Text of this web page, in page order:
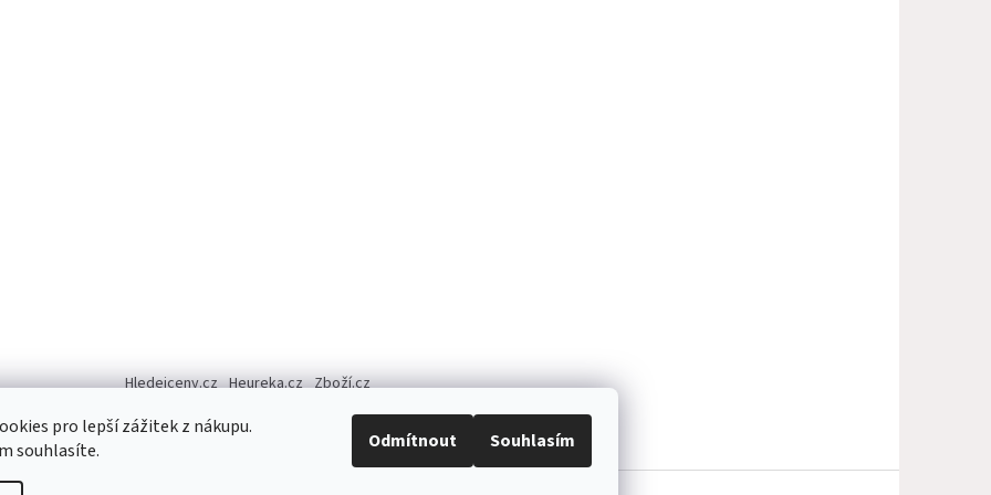
pro lepší zážitek z nákupu.
souhlasíte.
Odmítnout Souhlasím
Hledejceny.cz Heureka.cz Zboží.cz